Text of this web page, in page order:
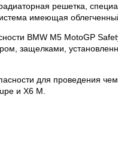
решетка,
имеющая
BMW M5 MotoGP
защелками,
для проведения
и X6 M.